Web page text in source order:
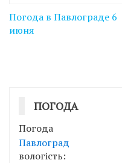
Навігація
записів
Погода в Павлограде 6
июня
ПОГОДА
Погода
Павлоград
вологість: